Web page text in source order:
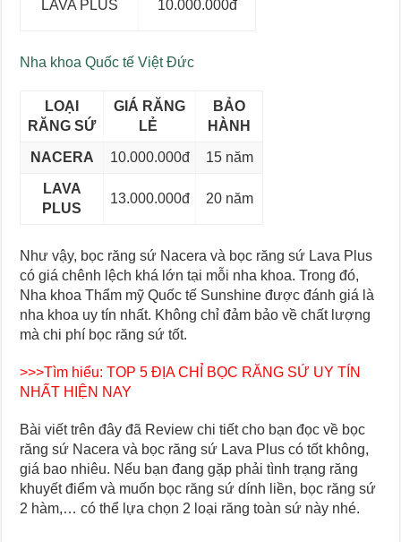
LAVA PLUS 10.000.000đ
Nha khoa Quốc tế Việt Đức
LOẠI
RĂNG SỨ
GIÁ RĂNG
LẺ
BẢO
HÀNH
NACERA 10.000.000đ 15 năm
LAVA
PLUS
13.000.000đ 20 năm
Như vậy, bọc răng sứ Nacera và bọc răng sứ Lava Plus
có giá chênh lệch khá lớn tại mỗi nha khoa. Trong đó,
Nha khoa Thẩm mỹ Quốc tế Sunshine được đánh giá là
nha khoa uy tín nhất. Không chỉ đảm bảo về chất lượng
mà chi phí bọc răng sứ tốt.
>>>Tìm hiểu:TOP 5 ĐỊA CHỈ BỌC RĂNG SỨ UY TÍN
NHẤT HIỆN NAY
Bài viết trên đây đã Review chi tiết cho bạn đọc về bọc
răng sứ Nacera và bọc răng sứ Lava Plus có tốt không,
giá bao nhiêu. Nếu bạn đang gặp phải tình trạng răng
khuyết điểm và muốn bọc răng sứ dính liền, bọc răng sứ
2 hàm,… có thể lựa chọn 2 loại răng toàn sứ này nhé.